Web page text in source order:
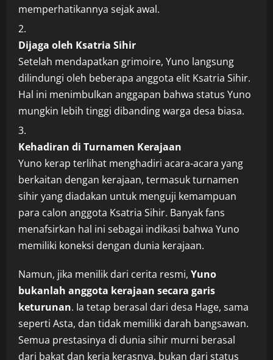
memperhatikannya sejak awal.
Dijaga oleh Ksatria Sihir
Setelah mendapatkan grimoire, Yuno langsung
dilindungi oleh beberapa anggota elit Ksatria Sihir.
Hal ini menimbulkan anggapan bahwa status Yuno
mungkin lebih tinggi dibanding warga desa biasa.
Kehadiran di Turnamen Kerajaan
Yuno kerap terlihat menghadiri acara-acara yang
berkaitan dengan kerajaan, termasuk turnamen
sihir yang diadakan untuk menguji kemampuan
para calon anggota Ksatria Sihir. Banyak fans
menafsirkan hal ini sebagai indikasi bahwa Yuno
memiliki koneksi dengan dunia kerajaan.
Namun, jika menilik dari cerita resmi, Yuno
bukanlah anggota kerajaan secara garis
keturunan. Ia tetap berasal dari desa Hage, sama
seperti Asta, dan tidak memiliki darah bangsawan.
Semua prestasinya di dunia sihir murni berasal
dari bakat dan kerja kerasnya, bukan dari status